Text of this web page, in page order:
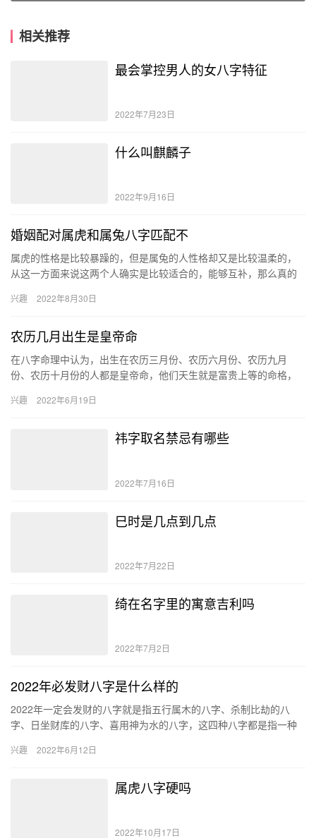
相关推荐
最会掌控男人的女八字特征
2022年7月23日
什么叫麒麟子
2022年9月16日
婚姻配对属虎和属兔八字匹配不
属虎的性格是比较暴躁的，但是属兔的人性格却又是比较温柔的，
从这一方面来说这两个人确实是比较适合的，能够互补，那么真的
肖兔…
兴趣 2022年8月30日
农历几月出生是皇帝命
在八字命理中认为，出生在农历三月份、农历六月份、农历九月
份、农历十月份的人都是皇帝命，他们天生就是富贵上等的命格，
生在…
兴趣 2022年6月19日
祎字取名禁忌有哪些
2022年7月16日
巳时是几点到几点
2022年7月22日
绮在名字里的寓意吉利吗
2022年7月2日
2022年必发财八字是什么样的
2022年一定会发财的八字就是指五行属木的八字、杀制比劫的八
字、日坐财库的八字、喜用神为水的八字，这四种八字都是指一种
属…
兴趣 2022年6月12日
属虎八字硬吗
2022年10月17日